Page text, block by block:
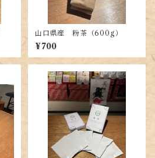
山口県産 粉茶（600g）
¥700